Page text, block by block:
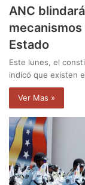
ANC
Estado
Este lunes, el
indicó que existen
Ver Mas »